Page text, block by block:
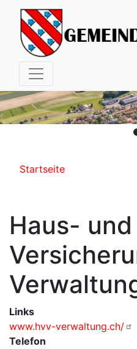
Startseite
Haus- und
Links
www.hvv-verwaltung.ch/
Telefon